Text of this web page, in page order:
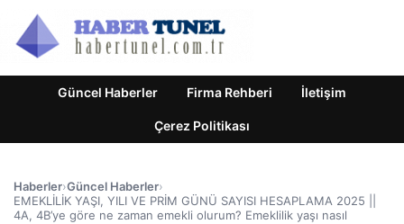
Güncel Haberler Firma Rehberi İletişim
Çerez Politikası
Haberler›Güncel Haberler›
EMEKLİLİK YAŞI, YILI VE PRİM GÜNÜ SAYISI HESAPLAMA 2025 ||
4A, 4B’ye göre ne zaman emekli olurum? Emeklilik yaşı nasıl